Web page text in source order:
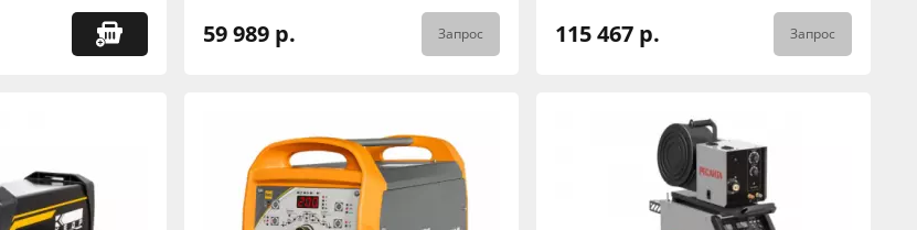
59 989 р. Запрос 115 467 р. Запрос